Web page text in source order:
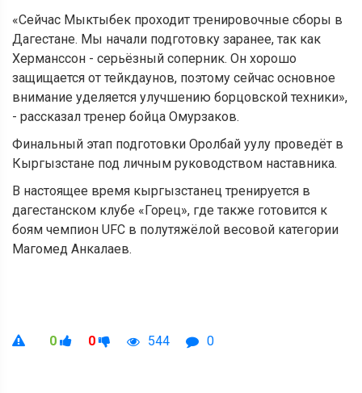
«Сейчас Мыктыбек проходит тренировочные сборы в
Дагестане. Мы начали подготовку заранее, так как
Херманссон - серьёзный соперник. Он хорошо
защищается от тейкдаунов, поэтому сейчас основное
внимание уделяется улучшению борцовской техники»,
- рассказал тренер бойца Омурзаков.
Финальный этап подготовки Оролбай уулу проведёт в
Кыргызстане под личным руководством наставника.
В настоящее время кыргызстанец тренируется в
дагестанском клубе «Горец», где также готовится к
боям чемпион UFC в полутяжёлой весовой категории
Магомед Анкалаев.
0 0 544 0